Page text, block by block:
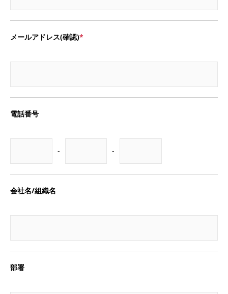
メールアドレス(確認)
電話番号
- -
会社名/組織名
部署